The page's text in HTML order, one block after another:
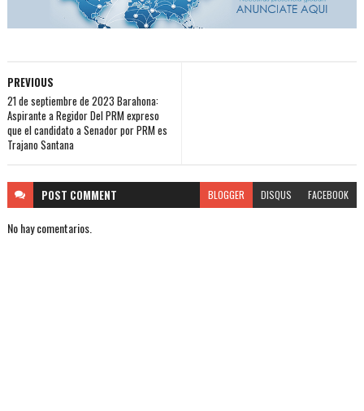
PREVIOUS
21 de septiembre de 2023 Barahona:
Aspirante a Regidor Del PRM expreso
que el candidato a Senador por PRM es
Trajano Santana
POST COMMENT BLOGGER DISQUS FACEBOOK
No hay comentarios.